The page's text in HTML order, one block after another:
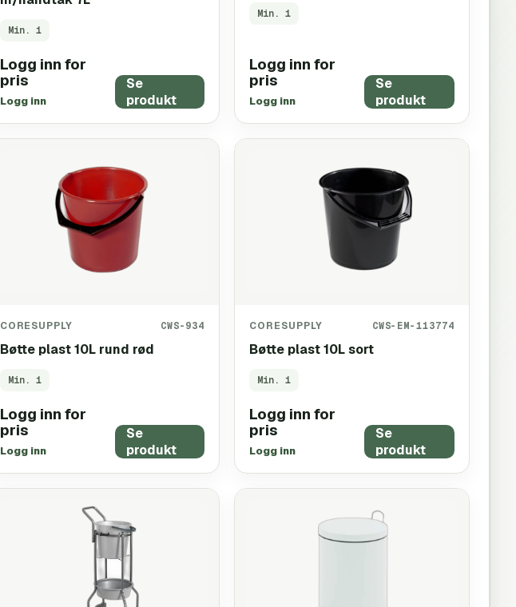
Min. 1
Logg inn for
pris
Logg inn
Se
produkt
Min.1
Logg inn for
pris
Logg inn
Se
produkt
CORESUPPLY CWS-934
Bøtte plast 10L rund rød
Min. 1
Logg inn for
pris
Logg inn
Se
produkt
CORESUPPLY CWS-EM-113774
Bøtte plast 10L sort
Min.1
Logg inn for
pris
Logg inn
Se
produkt